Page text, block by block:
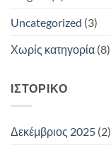
Uncategorized (3)
Χωρίς κατηγορία (8)
ΙΣΤΟΡΙΚΌ
Δεκέμβριος 2025 (2)